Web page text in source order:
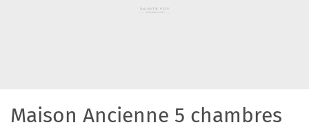
Maison Ancienne 5 chambres